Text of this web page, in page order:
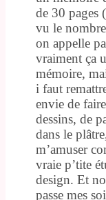
de 30 pages
vu le
on appelle
vraiment ça
mémoire,
i faut
envie de
dessins, de
dans le
m’amuser
vraie p’tite
design. Et
passe mes